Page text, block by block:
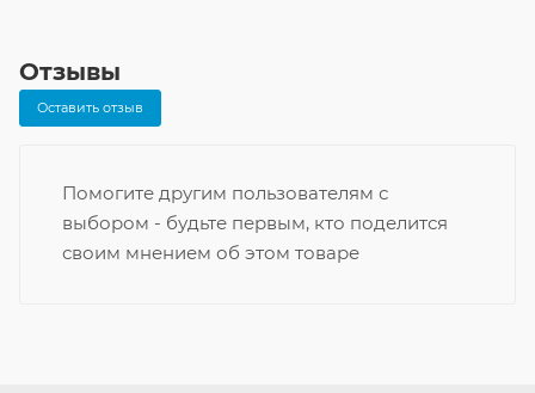
Отзывы
Оставить отзыв
Помогите другим пользователям с
выбором - будьте первым, кто поделится
своим мнением об этом товаре